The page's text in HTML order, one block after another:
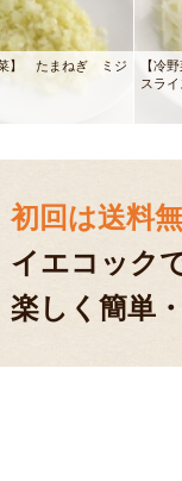
菜】 たまねぎ ミジ
【冷
スライ
初回は送料無
イエコック
楽しく簡単